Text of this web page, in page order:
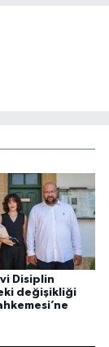
Disiplin
değişikliği